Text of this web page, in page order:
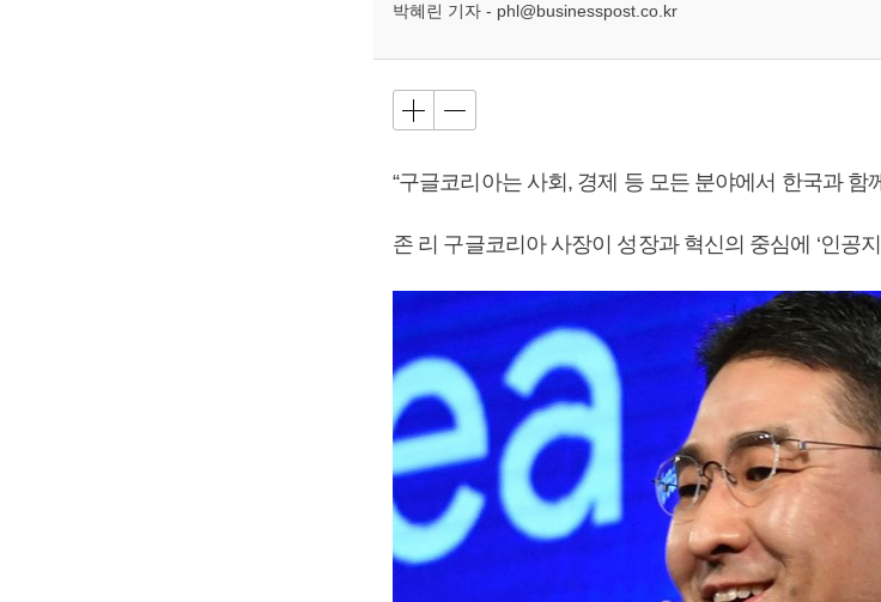
박혜린 기자 - phl@businesspost.co.kr
“구글코리아는 사회, 경제 등 모든 분야에서 한국과 함
존 리 구글코리아 사장이 성장과 혁신의 중심에 ‘인공